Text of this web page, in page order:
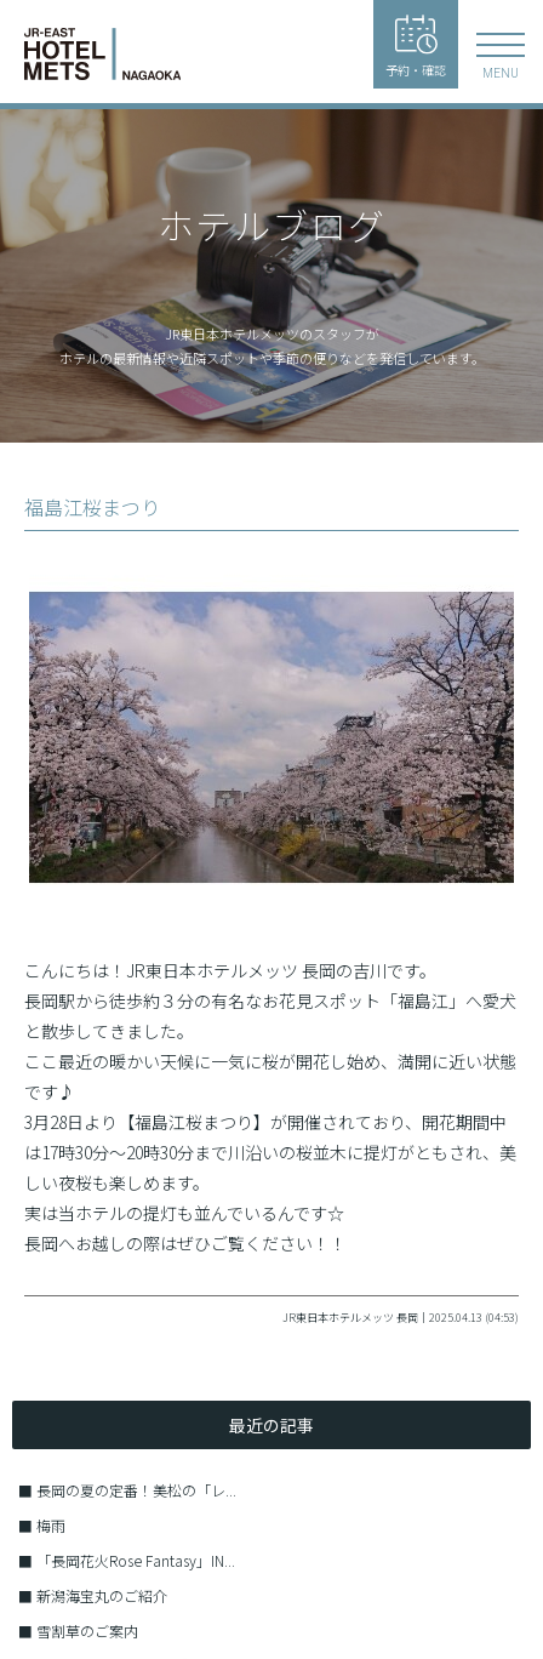
予約・確認 MENU
ホテルブログ
JR東日本ホテルメッツのスタッフが
ホテルの最新情報や近隣スポットや季節の便りなどを発信しています。
福島江桜まつり
こんにちは！JR東日本ホテルメッツ 長岡の吉川です。
長岡駅から徒歩約３分の有名なお花見スポット「福島江」へ愛犬
と散歩してきました。
ここ最近の暖かい天候に一気に桜が開花し始め、満開に近い状態
です♪
3月28日より【福島江桜まつり】が開催されており、開花期間中
は17時30分〜20時30分まで川沿いの桜並木に提灯がともされ、美
しい夜桜も楽しめます。
実は当ホテルの提灯も並んでいるんです☆
長岡へお越しの際はぜひご覧ください！！
JR東日本ホテルメッツ 長岡｜2025.04.13 (04:53)
最近の記事
■ 長岡の夏の定番！美松の「レ...
■ 梅雨
■
「長岡花火Rose Fantasy」IN...
■ 新潟海宝丸のご紹介
■ 雪割草のご案内